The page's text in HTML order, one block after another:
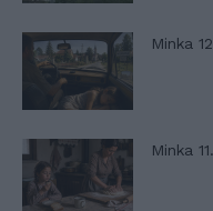
Minka
Minka